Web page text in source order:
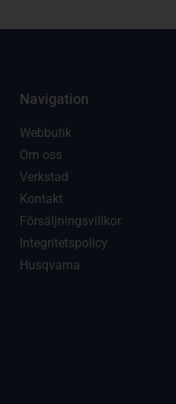
Navigation
Webbutik
Om oss
Verkstad
Kontakt
Försäljningsvillkor
Integritetspolicy
Husqvarna